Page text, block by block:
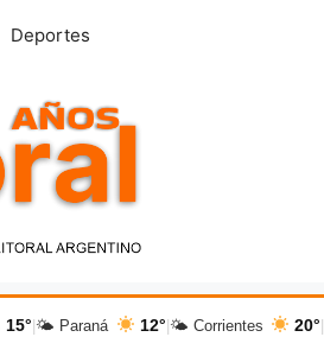
Deportes
15° 🌤 Paraná 12° 🌤 Corrientes 20°